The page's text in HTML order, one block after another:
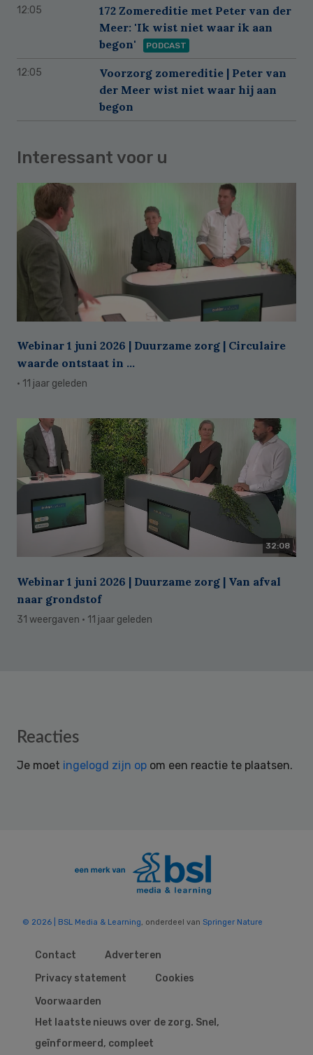
12:05
172 Zomereditie met Peter van der
Meer: 'Ik wist niet waar ik aan
begon'
PODCAST
12:05
Voorzorg zomereditie | Peter van
der Meer wist niet waar hij aan
begon
Interessant voor u
Webinar 1 juni 2026 | Duurzame zorg | Circulaire
waarde ontstaat in ...
· 11 jaar geleden
32:08
Webinar 1 juni 2026 | Duurzame zorg | Van afval
naar grondstof
31 weergaven · 11 jaar geleden
Reader
Reacties
Je moet ingelogd zijn op om een reactie te plaatsen.
© 2026 | BSL Media & Learning, onderdeel van Springer Nature
Contact
Adverteren
Privacy statement
Cookies
Voorwaarden
Het laatste nieuws over de zorg. Snel,
geïnformeerd, compleet